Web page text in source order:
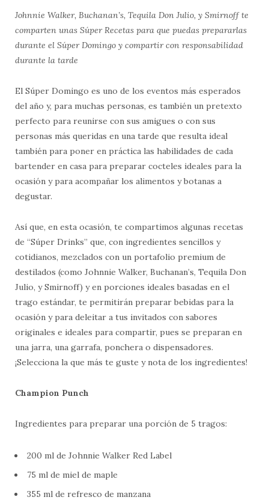
Johnnie Walker, Buchanan’s, Tequila Don Julio, y Smirnoff te
comparten unas Súper Recetas para que puedas prepararlas
durante el Súper Domingo y compartir con responsabilidad
durante la tarde
El Súper Domingo es uno de los eventos más esperados
del año y, para muchas personas, es también un pretexto
perfecto para reunirse con sus amigues o con sus
personas más queridas en una tarde que resulta ideal
también para poner en práctica las habilidades de cada
bartender en casa para preparar cocteles ideales para la
ocasión y para acompañar los alimentos y botanas a
degustar.
Así que, en esta ocasión, te compartimos algunas recetas
de “Súper Drinks” que, con ingredientes sencillos y
cotidianos, mezclados con un portafolio premium de
destilados (como Johnnie Walker, Buchanan’s, Tequila Don
Julio, y Smirnoff) y en porciones ideales basadas en el
trago estándar, te permitirán preparar bebidas para la
ocasión y para deleitar a tus invitados con sabores
originales e ideales para compartir, pues se preparan en
una jarra, una garrafa, ponchera o dispensadores.
¡Selecciona la que más te guste y nota de los ingredientes!
Champion Punch
Ingredientes para preparar una porción de 5 tragos:
200 ml de Johnnie Walker Red Label
75 ml de miel de maple
355 ml de refresco de manzana